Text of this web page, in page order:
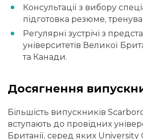
Консультації з вибору
підготовка резюме,
Регулярні зустрічі з
університетів Великої
та Канади.
Досягнення
Більшість випускників
вступають до провідних
Британії, серед яких